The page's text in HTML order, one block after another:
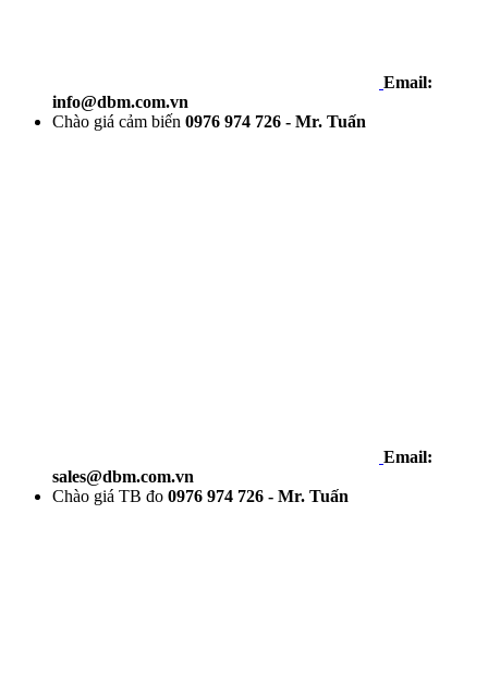
Email:
info@dbm.com.vn
Chào giá cảm biến 0976 974 726 - Mr. Tuấn
Email:
sales@dbm.com.vn
Chào giá TB đo 0976 974 726 - Mr. Tuấn